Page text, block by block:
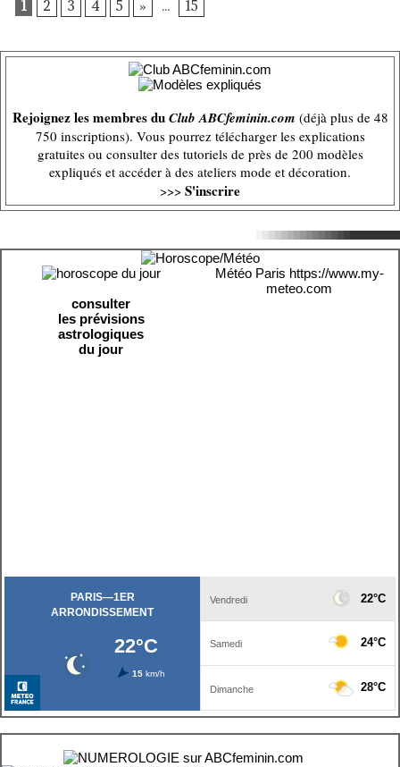
1 2 3 4 5 » ... 15
Rejoignez les membres duClub ABCfeminin.com (déjà plus de 48
750 inscriptions). Vous pourrez télécharger les explications
gratuites ou consulter des tutoriels de près de 200 modèles
expliqués et accéder à des ateliers mode et décoration.
>>> S'inscrire
consulter
les prévisions
astrologiques
du jour
Météo Paris https://www.my-
meteo.com